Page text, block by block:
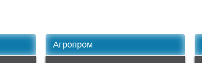
Агропром